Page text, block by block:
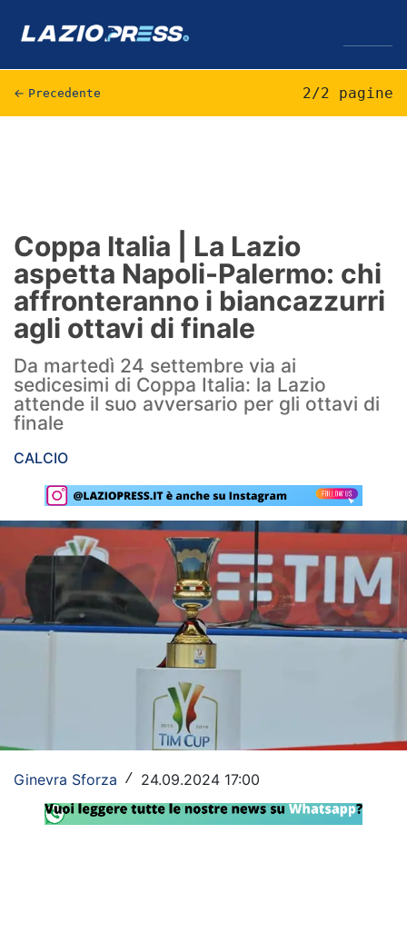
Formello
Infortuni
Primavera
Calciomercato
Lazio Women
Rassegna Lazio
Calcio
Serie A
Champions League
Europa League
Tennis
Vela
SHOP LAZIO
← Precedente 2/2 pagine
Coppa Italia | La Lazio
aspetta Napoli-Palermo: chi
affronteranno i biancazzurri
agli ottavi di finale
Da martedì 24 settembre via ai
sedicesimi di Coppa Italia: la Lazio
attende il suo avversario per gli ottavi di
finale
CALCIO
Ginevra Sforza / 24.09.2024 17:00